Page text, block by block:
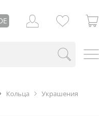
Украшения
Кольца